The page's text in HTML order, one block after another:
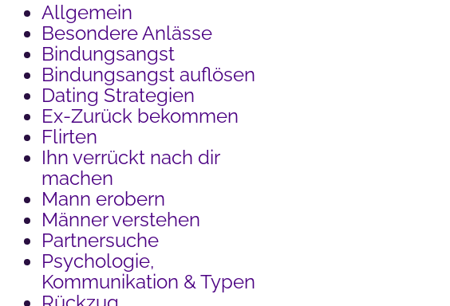
Allgemein
Besondere Anlässe
Bindungsangst
Bindungsangst auflösen
Dating Strategien
Ex-Zurück bekommen
Flirten
Ihn verrückt nach dir
machen
Mann erobern
Männer verstehen
Partnersuche
Psychologie,
Kommunikation & Typen